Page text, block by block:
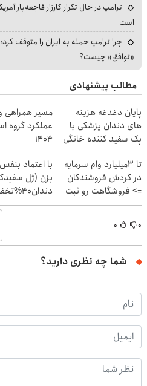
ترامپ در حال تکرار کارزار فاجعه‌بار
است
چرا ترامپ حمله به ایران را متوقف
«توافق» چیست؟
مطالب پیشنهادی
پایان دغدغه هزینه
های دندان پزشکی با
پک سفید کننده خانگی
مسیر همراهی
عملکرد گروه
۱۴۰۴
تا 3میلیارد وام سرمایه
در گردش فروشندگان
=> فروشگاهت رو ثبت
کن
با اعتماد
بزن (ژل
دندان40%تخفیف)
۰ ۰
شما چه نظری دارید؟